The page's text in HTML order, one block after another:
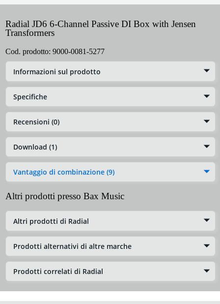
Radial JD6 6-Channel Passive DI Box with Jensen
Transformers
Cod. prodotto: 9000-0081-5277
Informazioni sul prodotto
Specifiche
Recensioni (0)
Download (1)
Vantaggio di combinazione (9)
Altri prodotti presso Bax Music
Altri prodotti di Radial
Prodotti alternativi di altre marche
Prodotti correlati di Radial